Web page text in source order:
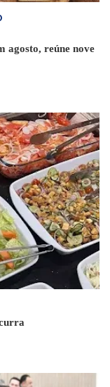
agosto, reúne nove